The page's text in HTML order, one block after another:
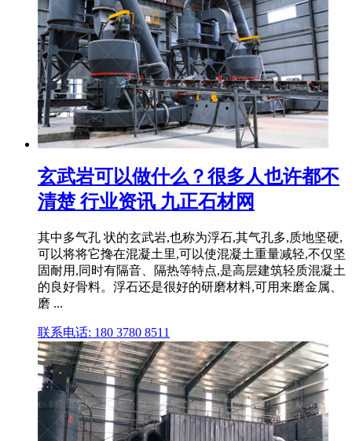
玄武岩可以做什么？很多人也许都不
清楚 行业资讯 九正石材网
其中多气孔 状的玄武岩,也称为浮石,其气孔多,质地坚硬,
可以将将它搀在混凝土里,可以使混凝土重量减轻,不仅坚
固耐用,同时有隔音、隔热等特点,是高层建筑轻质混凝土
的良好骨料。浮石还是很好的研磨材料,可用来磨金属、
磨 ...
联系电话: 180 3780 8511